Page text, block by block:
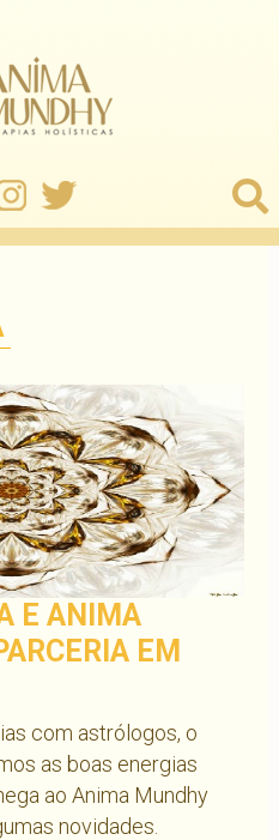
E ANIMA
EM
com astrólogos, o
as boas energias
ao Anima Mundhy
novidades.